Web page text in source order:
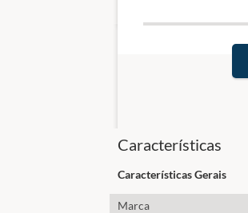
Características
Características Gerais
Marca